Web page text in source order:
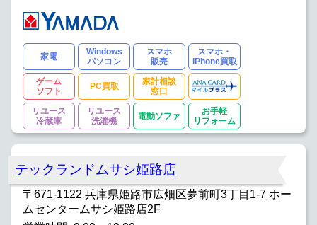
家電
Windows
パソコン
スマホ
販売
スマホ・
iPhone買取
ゲーム
ソフト
PC買取
家計相談
窓口
リユース
冷蔵庫
リユース
洗濯機
電動ソファ
お手軽
リフォーム
テックランドムサシ姫路店
〒671-1122 兵庫県姫路市広畑区夢前町3丁目1-7 ホー
ムセンタームサシ姫路店2F